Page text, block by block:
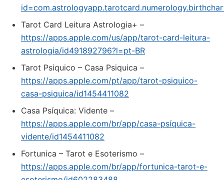
‎Tarot Card Leitura Astrologia+ –
https://apps.apple.com/us/app/tarot-card-leitura-
astrologia/id491892796?l=pt-BR
‎Tarot Psiquico – Casa Psiquica –
https://apps.apple.com/pt/app/tarot-psiquico-
casa-psiquica/id1454411082
‎Casa Psíquica: Vidente –
https://apps.apple.com/br/app/casa-psíquica-
vidente/id1454411082
‎Fortunica – Tarot e Esoterismo –
https://apps.apple.com/br/app/fortunica-tarot-e-